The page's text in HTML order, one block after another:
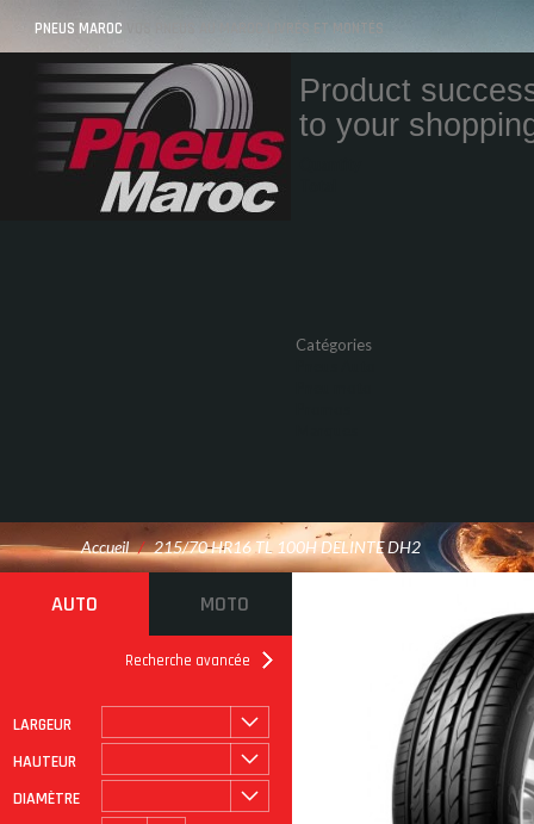
PNEUS MAROC VOS PNEUS AU MAROC LIVRÉS ET MONTÉS
Product
to your
Catégories
Accueil / 215/70 HR16 TL 100H DELINTE DH2
AUTO MOTO
Recherche avancée
LARGEUR
HAUTEUR
DIAMÈTRE
ROULAGE À PLAT